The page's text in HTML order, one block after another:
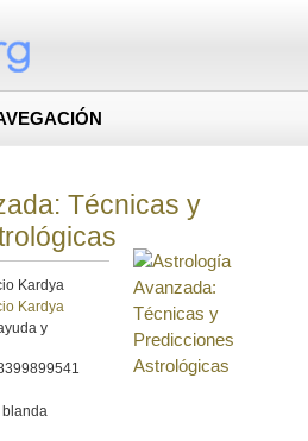
Técnicas y
Kardya
Kardya
y
blanda